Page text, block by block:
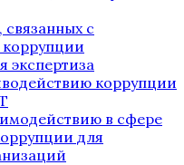
с
экспертиза
коррупции
в сфере
для